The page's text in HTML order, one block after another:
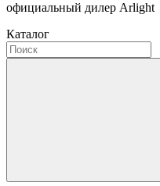
официальный дилер Arlight
Каталог